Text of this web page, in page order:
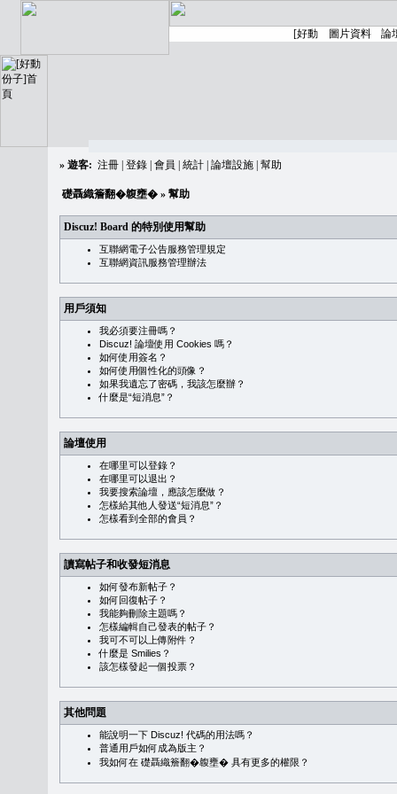
» 遊客: 注冊 登錄 會員 統計 論壇設施 幫助
礎聶織簷翻�䪖壅� » 幫助
Discuz! Board 的特別使用幫助
互聯網電子公告服務管理規定
互聯網資訊服務管理辦法
用戶須知
我必須要注冊嗎？
Discuz! 論壇使用 Cookies 嗎？
如何使用簽名？
如何使用個性化的頭像？
如果我遺忘了密碼，我該怎麼辦？
什麼是“短消息”？
論壇使用
在哪里可以登錄？
在哪里可以退出？
我要搜索論壇，應該怎麼做？
怎樣給其他人發送“短消息”？
怎樣看到全部的會員？
讀寫帖子和收發短消息
如何發布新帖子？
如何回復帖子？
我能夠刪除主題嗎？
怎樣編輯自己發表的帖子？
我可不可以上傳附件？
什麼是 Smilies？
該怎樣發起一個投票？
其他問題
能說明一下 Discuz! 代碼的用法嗎？
普通用戶如何成為版主？
我如何在 礎聶織簷翻�䪖壅� 具有更多的權限？